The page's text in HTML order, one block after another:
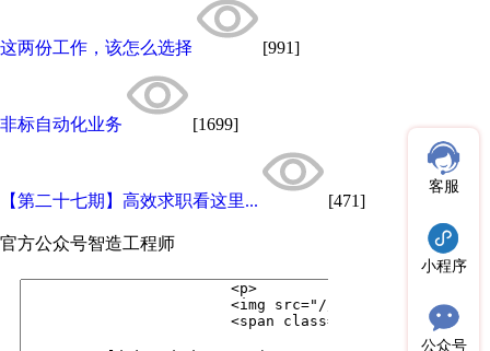
这两份工作，该怎么选择 [991]
非标自动化业务 [1699]
【第二十七期】高效求职看这里... [471]
官方公众号智造工程师
客服
小程序
公众号